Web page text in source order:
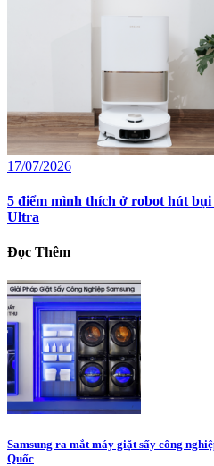
17/07/2026
5 điểm mình thích ở robot hút bụi
Ultra
Đọc Thêm
Samsung ra mắt máy giặt sấy công
Quốc